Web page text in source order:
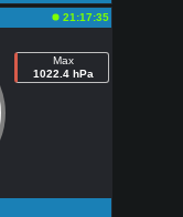
21:17:35
Max
1022.4 hPa